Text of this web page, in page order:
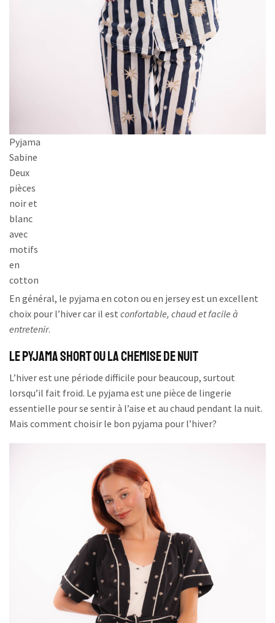
Pyjama
Sabine
Deux
pièces
noir et
blanc
avec
motifs
en
cotton
En général, le pyjama en coton ou en jersey est un excellent
choix pour l’hiver car il est confortable, chaud et facile à
entretenir.
Le pyjama short ou la chemise de nuit
L’hiver est une période difficile pour beaucoup, surtout
lorsqu’il fait froid. Le pyjama est une pièce de lingerie
essentielle pour se sentir à l’aise et au chaud pendant la nuit.
Mais comment choisir le bon pyjama pour l’hiver?